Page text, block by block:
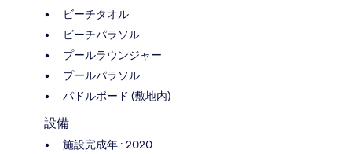
ビーチタオル
ビーチパラソル
プールラウンジャー
プールパラソル
パドルボード (敷地内)
設備
施設完成年 : 2020